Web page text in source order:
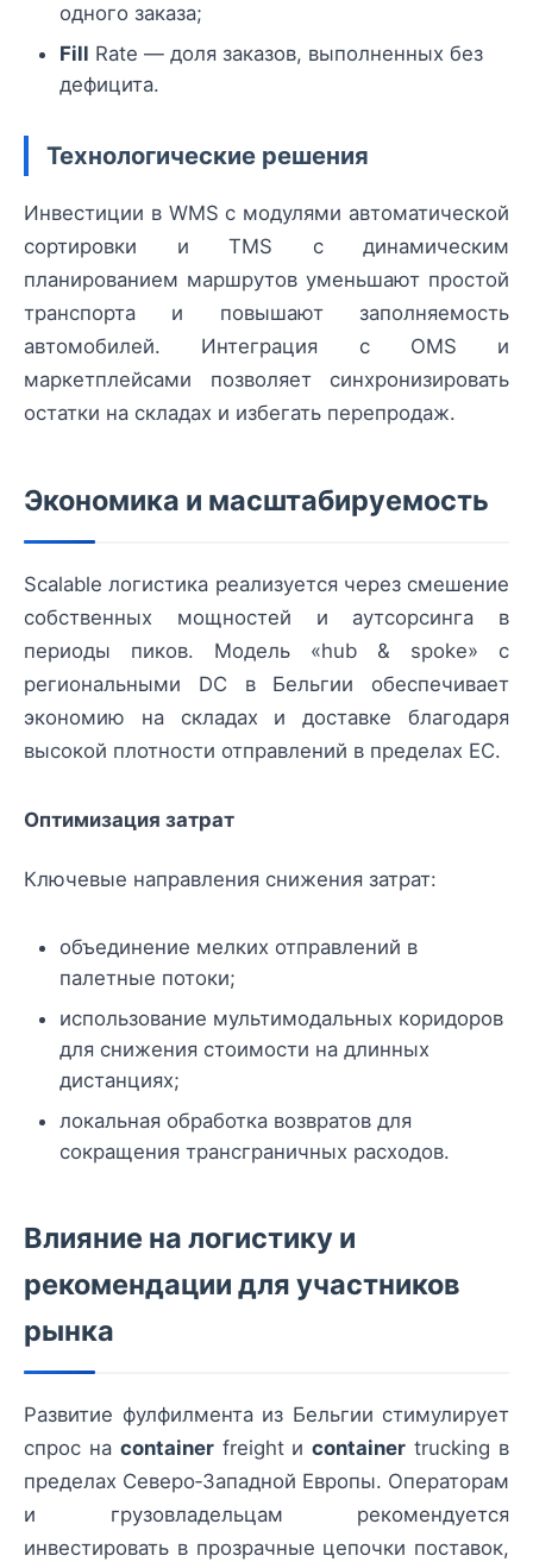
одного заказа;
Fill Rate — доля заказов, выполненных без
дефицита.
Технологические решения
Инвестиции в WMS с модулями автоматической
сортировки и TMS с динамическим
планированием маршрутов уменьшают простой
транспорта и повышают заполняемость
автомобилей. Интеграция с OMS и
маркетплейсами позволяет синхронизировать
остатки на складах и избегать перепродаж.
Экономика и масштабируемость
Scalable логистика реализуется через смешение
собственных мощностей и аутсорсинга в
периоды пиков. Модель «hub & spoke» с
региональными DC в Бельгии обеспечивает
экономию на складах и доставке благодаря
высокой плотности отправлений в пределах ЕС.
Оптимизация затрат
Ключевые направления снижения затрат:
объединение мелких отправлений в
палетные потоки;
использование мультимодальных коридоров
для снижения стоимости на длинных
дистанциях;
локальная обработка возвратов для
сокращения трансграничных расходов.
Влияние на логистику и
рекомендации для участников
рынка
Развитие фулфилмента из Бельгии стимулирует
спрос на containerfreight иcontainer trucking в
пределах Северо‑Западной Европы. Операторам
и грузовладельцам рекомендуется
инвестировать в прозрачные цепочки поставок,